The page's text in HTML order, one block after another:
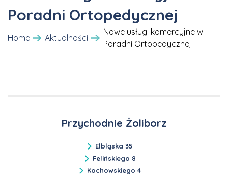
Poradni Ortopedycznej
Home Aktualności
Nowe usługi komercyjne w
Poradni Ortopedycznej
Przychodnie Żoliborz
Elbląska 35
Felińskiego 8
Kochowskiego 4